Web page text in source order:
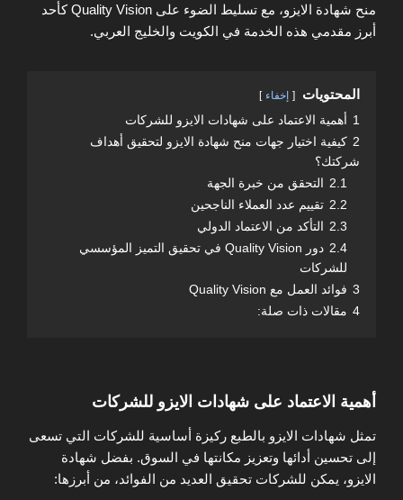
منح شهادة الايزو، مع تسليط الضوء على Quality Vision كأحد
أبرز مقدمي هذه الخدمة في الكويت والخليج العربي.
المحتويات إخفاء
1 أهمية الاعتماد على شهادات الايزو للشركات
2 كيفية اختيار جهات منح شهادة الايزو لتحقيق أهداف
شركتك؟
2.1 التحقق من خبرة الجهة
2.2 تقييم عدد العملاء الناجحين
2.3 التأكد من الاعتماد الدولي
2.4
دور Quality Vision في تحقيق التميز المؤسسي
للشركات
3 فوائد العمل مع Quality Vision
4 مقالات ذات صلة:
أهمية الاعتماد على شهادات الايزو للشركات
تمثل شهادات الايزو بالطبع ركيزة أساسية للشركات التي تسعى
إلى تحسين أدائها وتعزيز مكانتها في السوق. بفضل شهادة
الايزو، يمكن للشركات تحقيق العديد من الفوائد، من أبرزها: